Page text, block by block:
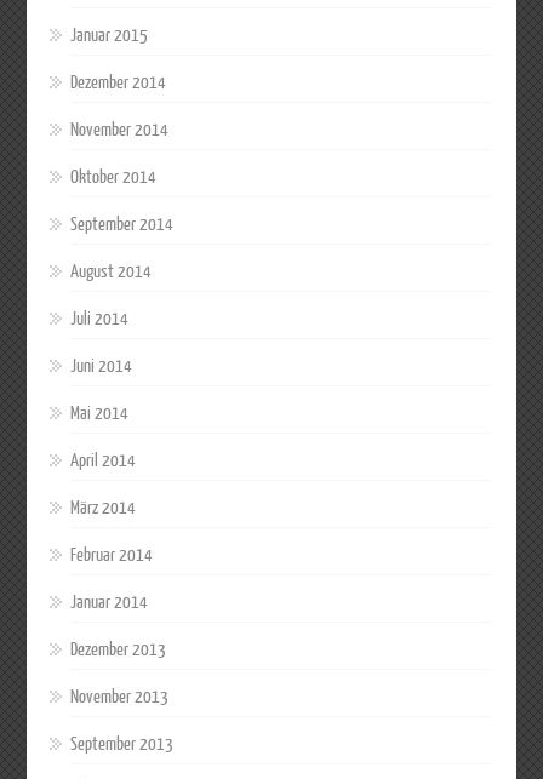
Januar 2015
Dezember 2014
November 2014
Oktober 2014
September 2014
August 2014
Juli 2014
Juni 2014
Mai 2014
April 2014
März 2014
Februar 2014
Januar 2014
Dezember 2013
November 2013
September 2013